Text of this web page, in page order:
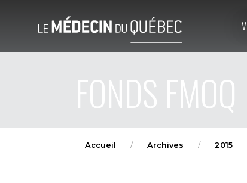
FONDS FMOQ
Accueil Archives 2015